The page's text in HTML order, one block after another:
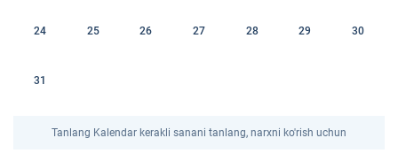
24 25 26 27 28 29 30
31
Tanlang Kalendar kerakli sanani tanlang, narxni ko'rish uchun